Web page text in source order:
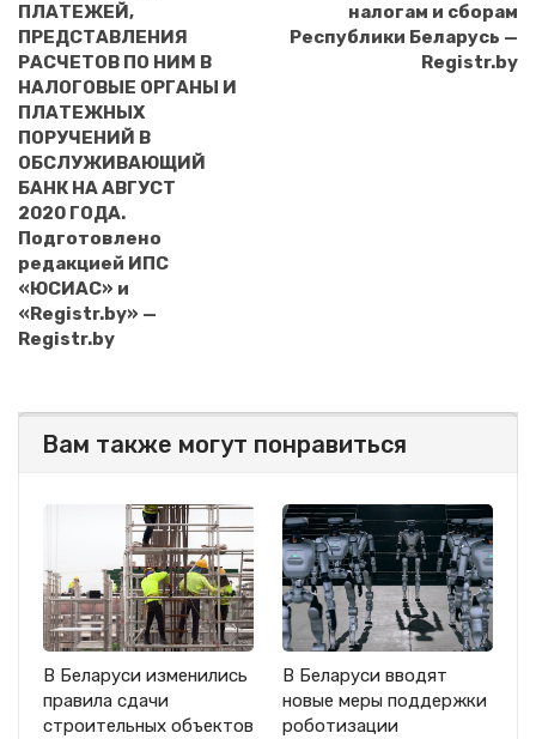
ПЛАТЕЖЕЙ,
ПРЕДСТАВЛЕНИЯ
РАСЧЕТОВ ПО НИМ В
НАЛОГОВЫЕ ОРГАНЫ И
ПЛАТЕЖНЫХ
ПОРУЧЕНИЙ В
ОБСЛУЖИВАЮЩИЙ
БАНК НА АВГУСТ
2020 ГОДА.
Подготовлено
редакцией ИПС
«ЮСИАС» и
«Registr.by» —
Registr.by
налогам и сборам
Республики Беларусь —
Registr.by
Вам также могут понравиться
В Беларуси изменились
правила сдачи
строительных объектов
В Беларуси вводят
новые меры поддержки
роботизации